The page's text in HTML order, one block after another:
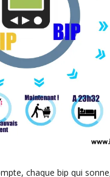
chaque bip qui